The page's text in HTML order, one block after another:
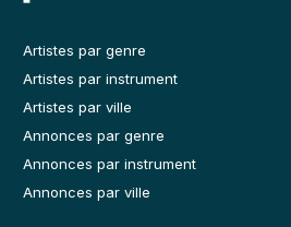
Artistes par genre
Artistes par instrument
Artistes par ville
Annonces par genre
Annonces par instrument
Annonces par ville